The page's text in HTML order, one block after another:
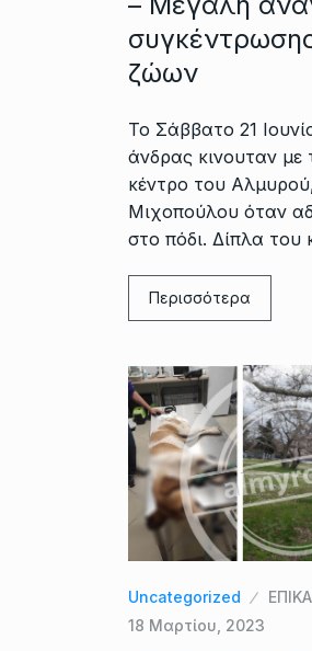
ζώων
Το Σάββατο 21
άνδρας κινουταν
κέντρο του
Μιχοπούλου όταν
στο πόδι. Δίπλα του
Περισσότερα
Uncategorized
18 Μαρτίου, 2023